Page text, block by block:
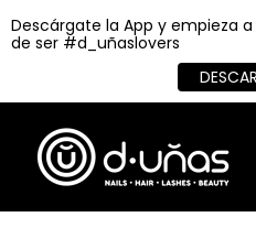
content
Descárgate la App y empieza
de ser #d_uñaslovers